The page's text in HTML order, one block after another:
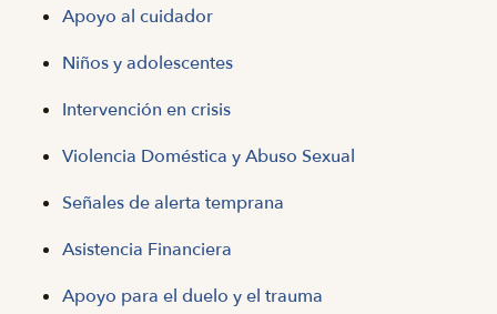
Apoyo al cuidador
Niños y adolescentes
Intervención en crisis
Violencia Doméstica y Abuso Sexual
Señales de alerta temprana
Asistencia Financiera
Apoyo para el duelo y el trauma